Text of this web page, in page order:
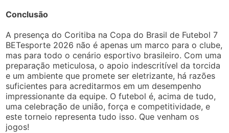
Conclusão
A presença do Coritiba na Copa do Brasil de Futebol 7
BETesporte 2026 não é apenas um marco para o clube,
mas para todo o cenário esportivo brasileiro. Com uma
preparação meticulosa, o apoio indescritível da torcida
e um ambiente que promete ser eletrizante, há razões
suficientes para acreditarmos em um desempenho
impressionante da equipe. O futebol é, acima de tudo,
uma celebração de união, força e competitividade, e
este torneio representa tudo isso. Que venham os
jogos!